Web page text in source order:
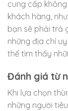
cung cấp
khách hàng,
bạn sẽ phải trả
những địa chỉ
thể tìm thấy
Đánh giá từ
Khi lựa chọn
những người